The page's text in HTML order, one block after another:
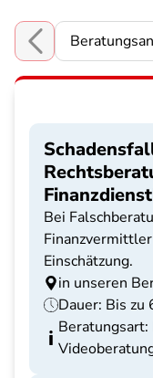
Choose a section
Bei
Einschätzung.
in unseren
Dauer: Bis zu